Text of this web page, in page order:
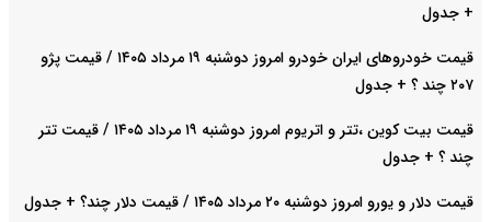
+ جدول
قیمت خودرو‌های ایران خودرو امروز دوشنبه ۱۹ مرداد ۱۴۰۵ / قیمت پژو
۲۰۷ چند ؟ + جدول
قیمت بیت کوین ،تتر و اتریوم امروز دوشنبه ۱۹ مرداد ۱۴۰۵ / قیمت تتر
چند ؟ + جدول
قیمت دلار و یورو امروز دوشنبه ۲۰ مرداد ۱۴۰۵ / قیمت دلار چند؟ + جدول